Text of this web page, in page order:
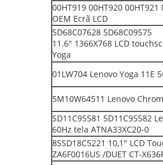
00HT919 00HT920
OEM Ecrã LCD
5D68C07628 5D68C09575
11.6" 1366X768 LCD
Yoga
01LW704 Lenovo Yoga 11E
5M10W64511 Lenovo
SD11C95581 5D11C95582
60Hz tela ATNA33XC20-0
8SSD18C5221 10,1" LCD
ZA6F0016US /DUET CT-